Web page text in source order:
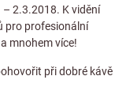
– 2.3.2018. K vidění
pro profesionální
mnohem více!
při dobré kávě